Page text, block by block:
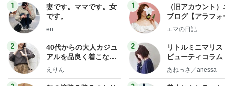
1
妻です。ママです。女
です。
eri.
2
40代からの大人カジュ
アルを品良く着こなす
ファッションブログ
えりん
1
（旧アカウント
ブログ【アラフォ
社売却セカンドラ
エマの日記
2
リトルミニマリス
ビューティコラ
little
あねっさ／anessa